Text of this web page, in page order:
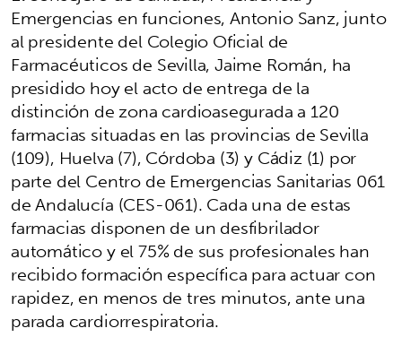
Emergencias en funciones, Antonio Sanz, junto
al presidente del Colegio Oficial de
Farmacéuticos de Sevilla, Jaime Román, ha
presidido hoy el acto de entrega de la
distinción de zona cardioasegurada a 120
farmacias situadas en las provincias de Sevilla
(109), Huelva (7), Córdoba (3) y Cádiz (1) por
parte del Centro de Emergencias Sanitarias 061
de Andalucía (CES-061). Cada una de estas
farmacias disponen de un desfibrilador
automático y el 75% de sus profesionales han
recibido formación específica para actuar con
rapidez, en menos de tres minutos, ante una
parada cardiorrespiratoria.